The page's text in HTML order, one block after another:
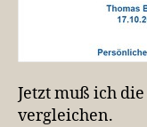
Jetzt muß ich
vergleichen.